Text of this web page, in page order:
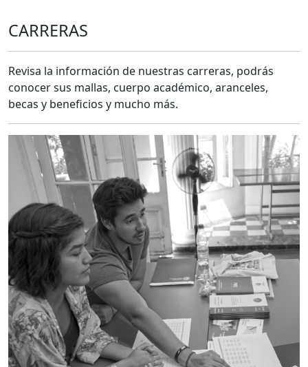
CARRERAS
Revisa la información de nuestras carreras, podrás
conocer sus mallas, cuerpo académico, aranceles,
becas y beneficios y mucho más.